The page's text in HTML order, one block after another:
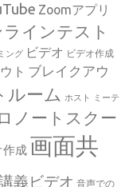
Zoomアプリ
インテスト
ング ビデオ ビデオ作成
ト ブレイクアウ
ルーム ホスト ミーテ
ノートスクー
作成 画面共
義ビデオ 音声での